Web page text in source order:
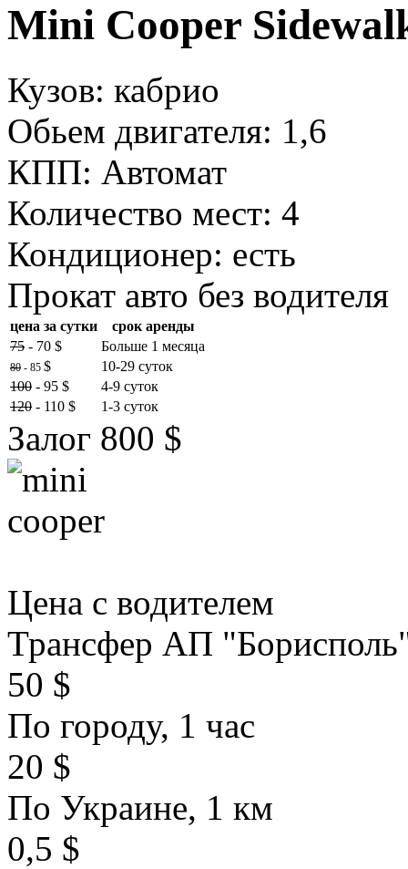
Mini Cooper
Кузов: кабрио
Обьем двигателя: 1,6
КПП: Автомат
Количество мест: 4
Кондиционер: есть
Прокат авто без водителя
цена за сутки
срок аренды
75 - 70 $ Больше 1 месяца
80 - 85 $
10-29 суток
100 - 95 $
4-9 суток
120 - 110 $ 1-3 суток
Залог 800 $
Цена с водителем
Трансфер АП
50 $
По городу, 1 час
20 $
По Украине, 1 км
0,5 $